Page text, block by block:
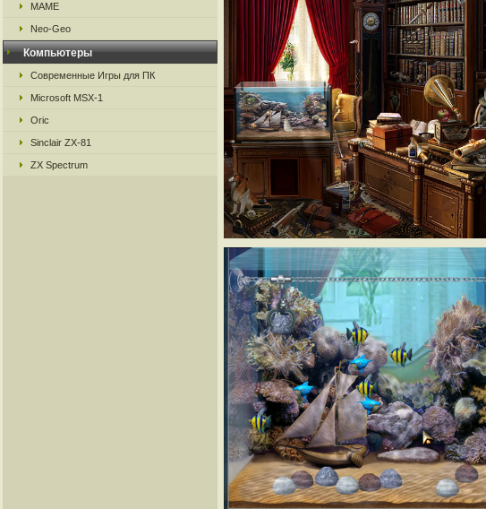
MAME
Neo-Geo
Компьютеры
Современные Игры для ПК
Microsoft MSX-1
Oric
Sinclair ZX-81
ZX Spectrum